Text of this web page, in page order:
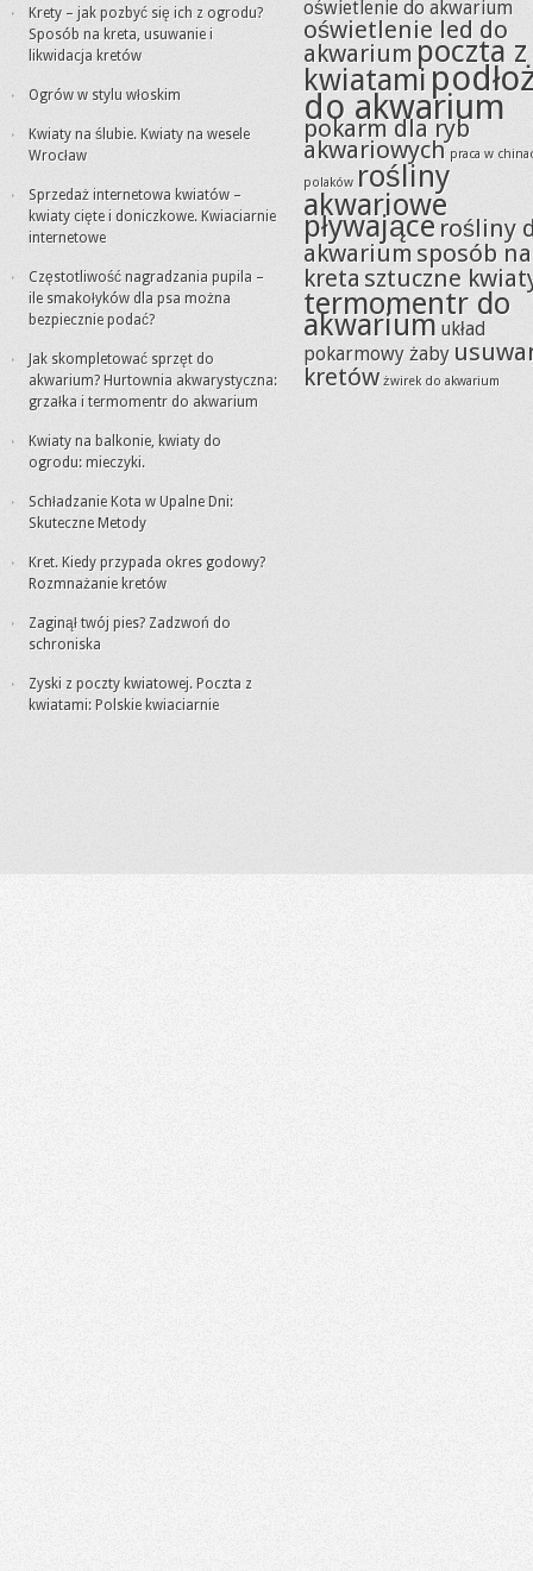
Krety – jak pozbyć się ich z ogrodu?
Sposób na kreta, usuwanie i
likwidacja kretów
Ogrów w stylu włoskim
Kwiaty na ślubie. Kwiaty na wesele
Wrocław
Sprzedaż internetowa kwiatów –
kwiaty cięte i doniczkowe. Kwiaciarnie
internetowe
Częstotliwość nagradzania pupila –
ile smakołyków dla psa można
bezpiecznie podać?
Jak skompletować sprzęt do
akwarium? Hurtownia akwarystyczna:
grzałka i termomentr do akwarium
Kwiaty na balkonie, kwiaty do
ogrodu: mieczyki.
Schładzanie Kota w Upalne Dni:
Skuteczne Metody
Kret. Kiedy przypada okres godowy?
Rozmnażanie kretów
Zaginął twój pies? Zadzwoń do
schroniska
Zyski z poczty kwiatowej. Poczta z
kwiatami: Polskie kwiaciarnie
oświetlenie do akwarium
oświetlenie led do
akwarium poczta z
kwiatami
do akwarium
pokarm dla ryb
akwariowych praca w
polaków rośliny
akwariowe
pływające rośliny
akwarium sposób na
kreta sztuczne
termomentr do
akwarium układ
pokarmowy żaby
kretów żwirek do akwarium